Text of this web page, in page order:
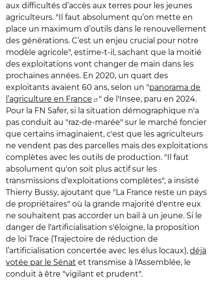
aux difficultés d’accès aux terres pour les jeunes
agriculteurs. "Il faut absolument qu’on mette en
place un maximum d’outils dans le renouvellement
des générations. C’est un enjeu crucial pour notre
modèle agricole", estime-t-il, sachant que la moitié
des exploitations vont changer de main dans les
prochaines années. En 2020, un quart des
exploitants avaient 60 ans, selon un "panorama de
l’agriculture en France
" de l'Insee, paru en 2024.
Pour la FN Safer, si la situation démographique n'a
pas conduit au "raz-de-marée" sur le marché foncier
que certains imaginaient, c'est que les agriculteurs
ne vendent pas des parcelles mais des exploitations
complètes avec les outils de production. "Il faut
absolument qu'on soit plus actif sur les
transmissions d'exploitations complètes", a insisté
Thierry Bussy, ajoutant que "La France reste un pays
de propriétaires" où la grande majorité d'entre eux
ne souhaitent pas accorder un bail à un jeune. Si le
danger de l'artificialisation s'éloigne, la proposition
de loi Trace (Trajectoire de réduction de
l’artificialisation concertée avec les élus locaux), déjà
votée par le Sénat et transmise à l'Assemblée, le
conduit à être "vigilant et prudent".